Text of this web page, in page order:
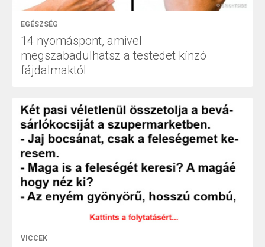
EGÉSZSÉG
14 nyomáspont, amivel
megszabadulhatsz a testedet kínzó
fájdalmaktól
VICCEK